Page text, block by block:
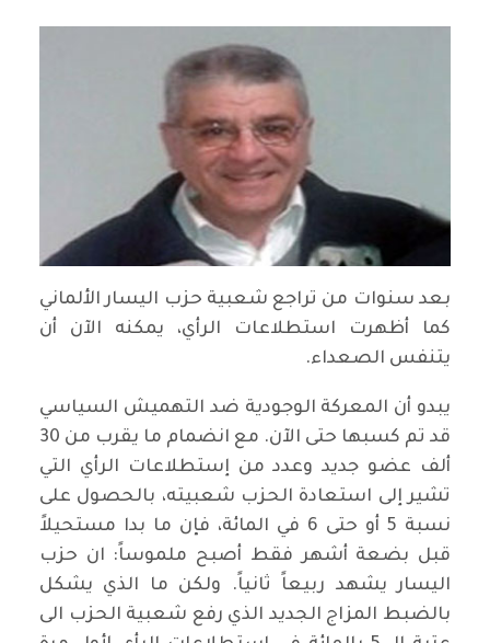
بعد سنوات من تراجع شعبية حزب اليسار الألماني
كما أظهرت استطلاعات الرأي، يمكنه الآن أن
يتنفس الصعداء.
يبدو أن المعركة الوجودية ضد التهميش السياسي
قد تم كسبها حتى الآن. مع انضمام ما يقرب من 30
ألف عضو جديد وعدد من إستطلاعات الرأي التي
تشير إلى استعادة الحزب شعبيته، بالحصول على
نسبة 5 أو حتى 6 في المائة، فإن ما بدا مستحيلاً
قبل بضعة أشهر فقط أصبح ملموساً: ان حزب
اليسار يشهد ربيعاً ثانياً. ولكن ما الذي يشكل
بالضبط المزاج الجديد الذي رفع شعبية الحزب الى